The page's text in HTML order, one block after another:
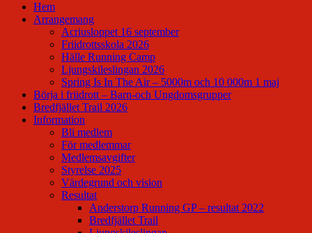
Hem
Arrangemang
Acriusloppet 16 september
Friidrottsskola 2026
Hälle Running Camp
Ljungskileslingan 2026
Spring Is In The Air – 5000m och 10 000m 1 maj
Börja i friidrott – Barn-och Ungdomsgrupper
Bredfjället Trail 2026
Information
Bli medlem
För medlemmar
Medlemsavgifter
Styrelse 2025
Värdegrund och vision
Resultat
Anderstorp Running GP – resultat 2022
Bredfjället Trail